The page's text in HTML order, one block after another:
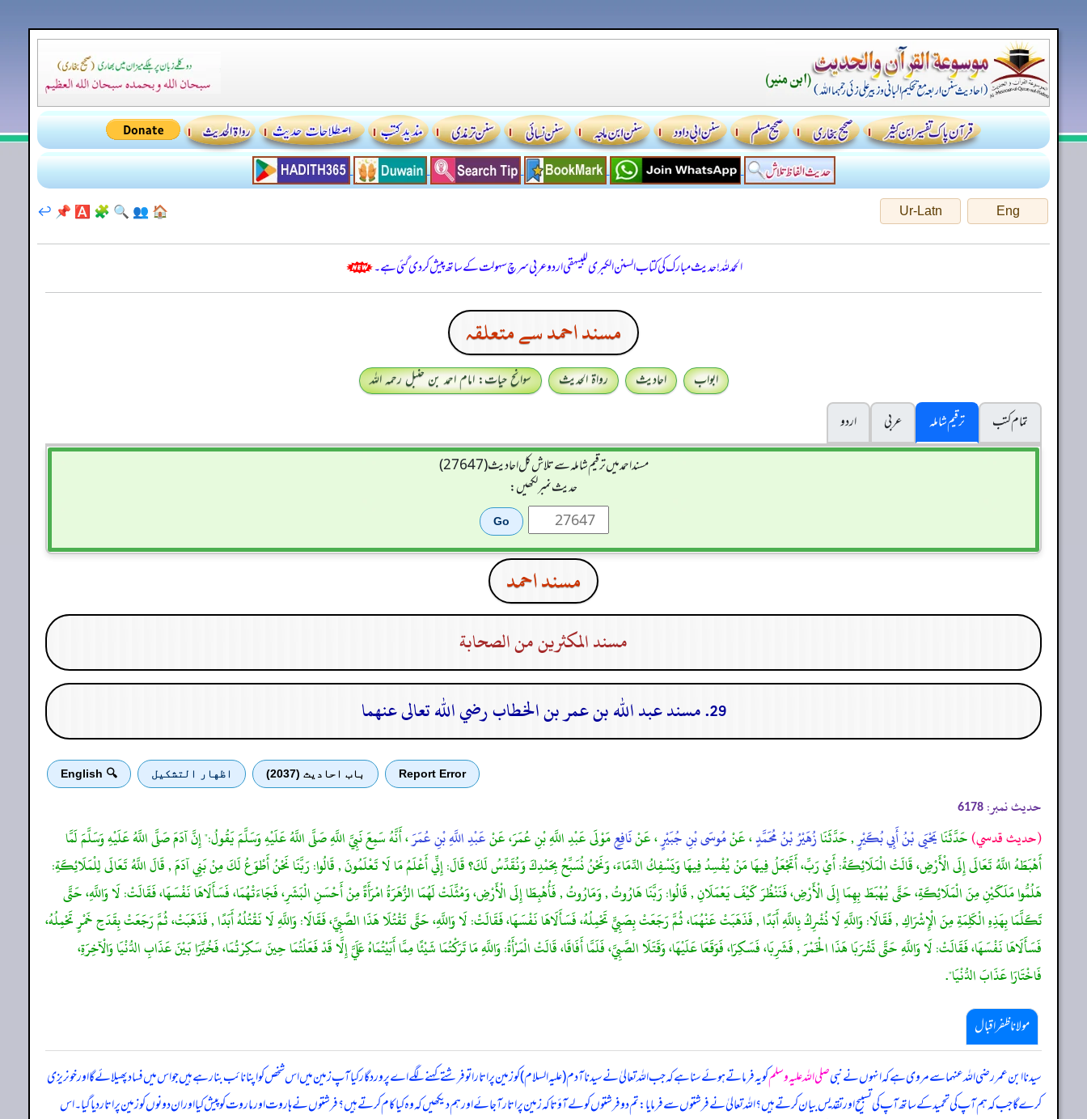
Eng
Ur-Latn
🏠
👥
🔍
🧩
🅰️
📌
↩️
الحمدللہ! حدیث مبارک کی کتاب السنن الكبرى للبيهقي اردو عربی سرچ سہولت کے ساتھ پیش کر دی گئی ہے۔
مسند احمد سے متعلقہ
ابواب احادیث رواۃ الحدیث
سوانح حیات: امام احمد بن حنبل رحمہ اللہ
تمام کتب
ترقیم شاملہ عربی
اردو
مسند احمد میں ترقیم شاملہ سے تلاش کل احادیث (27647)
حدیث نمبر لکھیں:
مسند احمد
مسند المكثرين من الصحابة
29. مسند عبد الله بن عمر بن الخطاب رضي الله تعالى عنهما
Report Error باب احادیث (2037) اظهار التشكيل 🔍 English
حدیث نمبر: 6178
(حديث قدسي)حَدَّثَنَايَحْيَى بْنُ أَبِي بُكَيْرٍ, حَدَّثَنَازُهَيْرُ بْنُ مُحَمَّدٍ، عَنْمُوسَى بْنِ جُبَيْرٍ، عَنْنَافِعٍمَوْلَى عَبْدِ اللَّهِ بْنِ عُمَرَ، عَنْعَبْدِ اللَّهِ بْنِ عُمَرَ، أَنَّهُ سَمِعَ نَبِيَّ اللَّهِ صَلَّى اللَّهُ عَلَيْهِ وَسَلَّمَ يَقُولُ:" إِنَّ آدَمَ صَلَّى اللَّهُ عَلَيْهِ وَسَلَّمَ لَمَّا
أَهْبَطَهُ اللَّهُ تَعَالَى إِلَى الْأَرْضِ، قَالَتْ الْمَلَائِكَةُ: أَيْ رَبِّ، أَتَجْعَلُ فِيهَا مَنْ يُفْسِدُ فِيهَا وَيَسْفِكُ الدِّمَاءَ، وَنَحْنُ نُسَبِّحُ بِحَمْدِكَ وَنُقَدِّسُ لَكَ؟ قَالَ: إِنِّي أَعْلَمُ مَا لَا تَعْلَمُونَ , قَالُوا: رَبَّنَا نَحْنُ أَطْوَعُ لَكَ مِنْ بَنِي آدَمَ , قَالَ اللَّهُ تَعَالَى لِلْمَلَائِكَةِ:
هَلُمُّوا مَلَكَيْنِ مِنَ الْمَلَائِكَةِ، حَتَّى يُهْبَطَ بِهِمَا إِلَى الْأَرْضِ، فَنَنْظُرَ كَيْفَ يَعْمَلَانِ , قَالُوا: رَبَّنَا هَارُوتُ , وَمَارُوتُ , فَأُهْبِطَا إِلَى الْأَرْضِ، وَمُثِّلَتْ لَهُمَا الزُّهَرَةُ امْرَأَةً مِنْ أَحْسَنِ الْبَشَرِ، فَجَاءَتْهُمَا، فَسَأَلَاهَا نَفْسَهَا، فَقَالَتْ: لَا وَاللَّهِ، حَتَّى
تَكَلَّمَا بِهَذِهِ الْكَلِمَةِ مِنَ الْإِشْرَاكِ , فَقَالَا: وَاللَّهِ لَا نُشْرِكُ بِاللَّهِ أَبَدًا , فَذَهَبَتْ عَنْهُمَا، ثُمَّ رَجَعَتْ بِصَبِيٍّ تَحْمِلُهُ، فَسَأَلَاهَا نَفْسَهَا، فَقَالَتْ: لَا وَاللَّهِ، حَتَّى تَقْتُلَا هَذَا الصَّبِيَّ، فَقَالَا: وَاللَّهِ لَا نَقْتُلُهُ أَبَدًا , فَذَهَبَتْ، ثُمَّ رَجَعَتْ بِقَدَحِ خَمْرٍ تَحْمِلُهُ،
فَسَأَلَاهَا نَفْسَهَا، فَقَالَتْ: لَا وَاللَّهِ حَتَّى تَشْرَبَا هَذَا الْخَمْرَ , فَشَرِبَا، فَسَكِرَا، فَوَقَعَا عَلَيْهَا، وَقَتَلَا الصَّبِيَّ، فَلَمَّا أَفَاقَا، قَالَتْ الْمَرْأَةُ: وَاللَّهِ مَا تَرَكْتُمَا شَيْئًا مِمَّا أَبَيْتُمَاهُ عَلَيَّ إِلَّا قَدْ فَعَلْتُمَا حِينَ سَكِرْتُمَا، فَخُيِّرَا بَيْنَ عَذَابِ الدُّنْيَا وَالْآخِرَةِ،
فَاخْتَارَا عَذَابَ الدُّنْيَا".
مولانا ظفر اقبال
سیدنا ابن عمر رضی اللہ عنہما سے مروی ہے کہ انہوں نے نبیصلی اللہ علیہ وسلمکو یہ فرماتے ہوئے سنا ہے کہ جب اللہ تعالیٰ نے سیدنا آدم (علیہ السلام) کو زمین پر اتارا تو فرشتے کہنے لگے اے پروردگار کیا آپ زمین میں اس شخص کو اپنا نائب بنا رہے ہیں جو اس میں فساد پھیلائے گا اور خونریزی
کرے گا جب کہ ہم آپ کی تحمید کے ساتھ آپ کی تسبیح اور تقدیس بیان کرتے ہیں؟ اللہ تعالیٰ نے فرشتوں سے فرمایا: تم دو فرشتوں کو لے آؤ تاکہ زمین پر اتارآ جائے اور ہم دیکھیں کہ وہ کیا کام کرتے ہیں؟ فرشتوں نے ہاروت اور ماروت کو پیش کیا اور ان دونوں کو زمین پرا تار دیا گیا۔ اس